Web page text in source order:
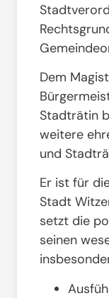
Dem
Stadträtin
weitere
und
Er ist für
Stadt
setzt die
seinen